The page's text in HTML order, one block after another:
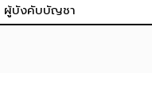
ผู้บังคับบัญชา